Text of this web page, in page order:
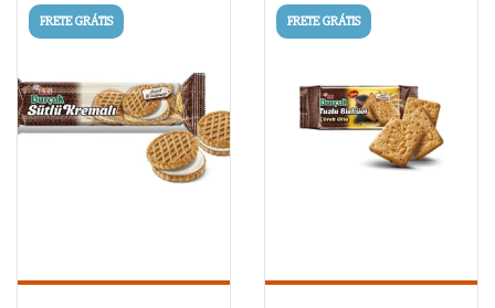
FRETE GRÁTIS FRETE GRÁTIS